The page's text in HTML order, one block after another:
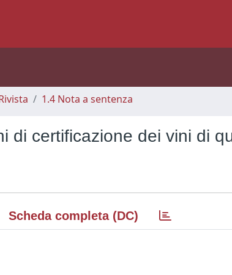
1.4 Nota a sentenza
di certificazione dei vini di
Scheda completa (DC)